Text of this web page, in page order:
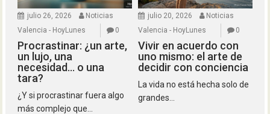
julio 26, 2026
Noticias
Valencia - HoyLunes
0
Procrastinar: ¿un arte,
un lujo, una
necesidad… o una
tara?
¿Y si procrastinar fuera algo
más complejo que...
julio 20, 2026
Noticias
Valencia - HoyLunes
0
Vivir en acuerdo con
uno mismo: el arte de
decidir con conciencia
La vida no está hecha solo de
grandes...